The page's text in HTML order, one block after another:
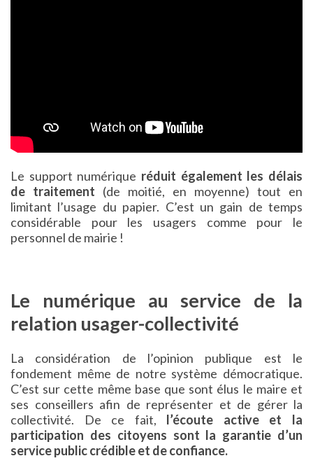
Le support numérique réduit également les délais
de traitement (de moitié, en moyenne) tout en
limitant l’usage du papier. C’est un gain de temps
considérable pour les usagers comme pour le
personnel de mairie !
Le numérique au service de la
relation usager-collectivité
La considération de l’opinion publique est le
fondement même de notre système démocratique.
C’est sur cette même base que sont élus le maire et
ses conseillers afin de représenter et de gérer la
collectivité. De ce fait, l’écoute active et la
participation des citoyens sont la garantie d’un
service public crédible et de confiance.